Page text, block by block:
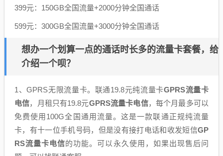
399元：150GB全国流量+2000分钟全国通话
599元：300GB全国流量+3000分钟全国通话
想办一个划算一点的通话时长多的流量卡套餐，给
介绍一个呗？
1、GPRS无限流量卡。联通19.8元纯流量卡GPRS流量卡
电信，月租只有19.8元GPRS流量卡电信，每个月最多可以
免费使用100G全国通用流量。这是一款联通正规纯流量
卡，有十一位手机号码，但是没有接打电话和收发短信GP
RS流量卡电信的功能。可以永久使用，如果出现售后问